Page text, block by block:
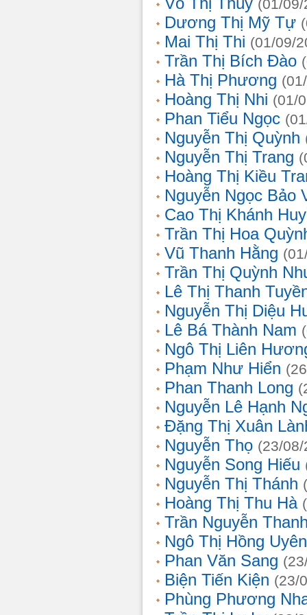
(01/
Dương Thị Mỹ Tự
Mai Thị Thi (01/09/
Trần Thị Bích Đào
Hà Thị Phương
Hoàng Thị Nhi (01/
Phan Tiểu Ngọc
Nguyễn Thị Quỳnh
Nguyễn Thị Trang
Hoàng Thị Kiều
Nguyễn Ngọc Bảo
Cao Thị Khánh
Trần Thị Hoa
Vũ Thanh Hằng
Trần Thị Quỳnh
Lê Thị Thanh
Nguyễn Thị Diệu
Lê Bá Thành Nam
Ngô Thị Liên
Phạm Như Hiển
Phan Thanh Long
Nguyễn Lê Hạnh
Đặng Thị Xuân
Nguyễn Thọ (23/
Nguyễn Song Hiếu
Nguyễn Thị Thánh
Hoàng Thị Thu Hà
Trần Nguyễn
Ngô Thị Hồng Uyên
Phan Văn Sang
Biện Tiến Kiện (23/
Phùng Phương